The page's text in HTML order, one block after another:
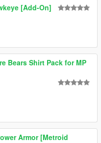
[Add-On]
Bears Shirt Pack for MP
Armor [Metroid